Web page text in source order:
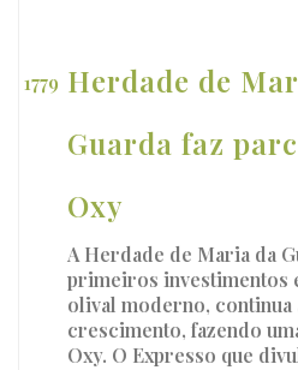
Herdade de
Guarda faz
Oxy
A Herdade de Maria da
primeiros investimentos
olival moderno, continua
crescimento, fazendo
Oxy. O Expresso que